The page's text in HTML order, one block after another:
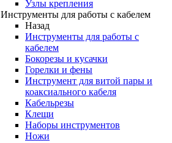
Узлы крепления
Инструменты для работы с кабелем
Назад
Инструменты для работы с
кабелем
Бокорезы и кусачки
Горелки и фены
Инструмент для витой пары и
коаксиального кабеля
Кабельрезы
Клещи
Наборы инструментов
Ножи